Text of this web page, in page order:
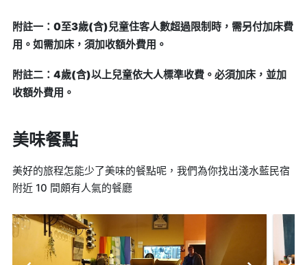
附註一：0至3歲(含)兒童住客人數超過限制時，需另付加床費
用。如需加床，須加收額外費用。
附註二：4歲(含)以上兒童依大人標準收費。必須加床，並加
收額外費用。
美味餐點
美好的旅程怎能少了美味的餐點呢，我們為你找出淺水藍民宿
附近 10 間頗有人氣的餐廳